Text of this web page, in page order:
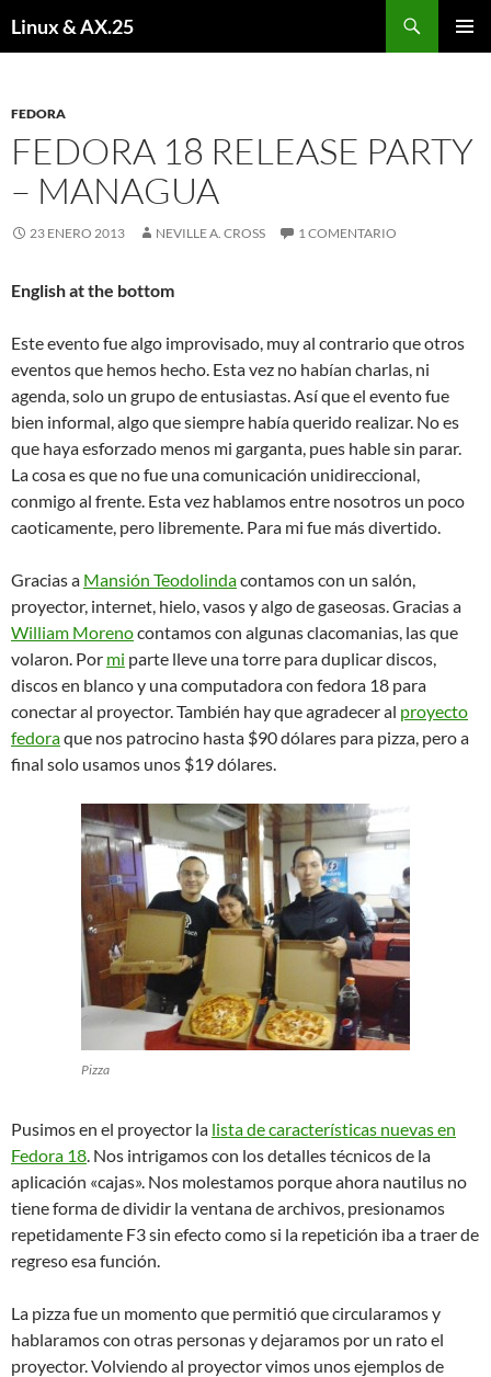
Linux & AX.25
FEDORA
FEDORA 18 RELEASE PARTY
– MANAGUA
23 ENERO 2013 NEVILLE A. CROSS 1 COMENTARIO
English at the bottom
Este evento fue algo improvisado, muy al contrario que otros
eventos que hemos hecho. Esta vez no habían charlas, ni
agenda, solo un grupo de entusiastas. Así que el evento fue
bien informal, algo que siempre había querido realizar. No es
que haya esforzado menos mi garganta, pues hable sin parar.
La cosa es que no fue una comunicación unidireccional,
conmigo al frente. Esta vez hablamos entre nosotros un poco
caoticamente, pero libremente. Para mi fue más divertido.
Gracias a Mansión Teodolindacontamos con un salón,
proyector, internet, hielo, vasos y algo de gaseosas. Gracias a
William Morenocontamos con algunas clacomanias, las que
volaron. Por mi parte lleve una torre para duplicar discos,
discos en blanco y una computadora con fedora 18 para
conectar al proyector. También hay que agradecer al proyecto
fedoraque nos patrocino hasta $90 dólares para pizza, pero a
final solo usamos unos $19 dólares.
Pizza
Pusimos en el proyector la lista de características nuevas en
Fedora 18. Nos intrigamos con los detalles técnicos de la
aplicación «cajas». Nos molestamos porque ahora nautilus no
tiene forma de dividir la ventana de archivos, presionamos
repetidamente F3 sin efecto como si la repetición iba a traer de
regreso esa función.
La pizza fue un momento que permitió que circularamos y
hablaramos con otras personas y dejaramos por un rato el
proyector. Volviendo al proyector vimos unos ejemplos de